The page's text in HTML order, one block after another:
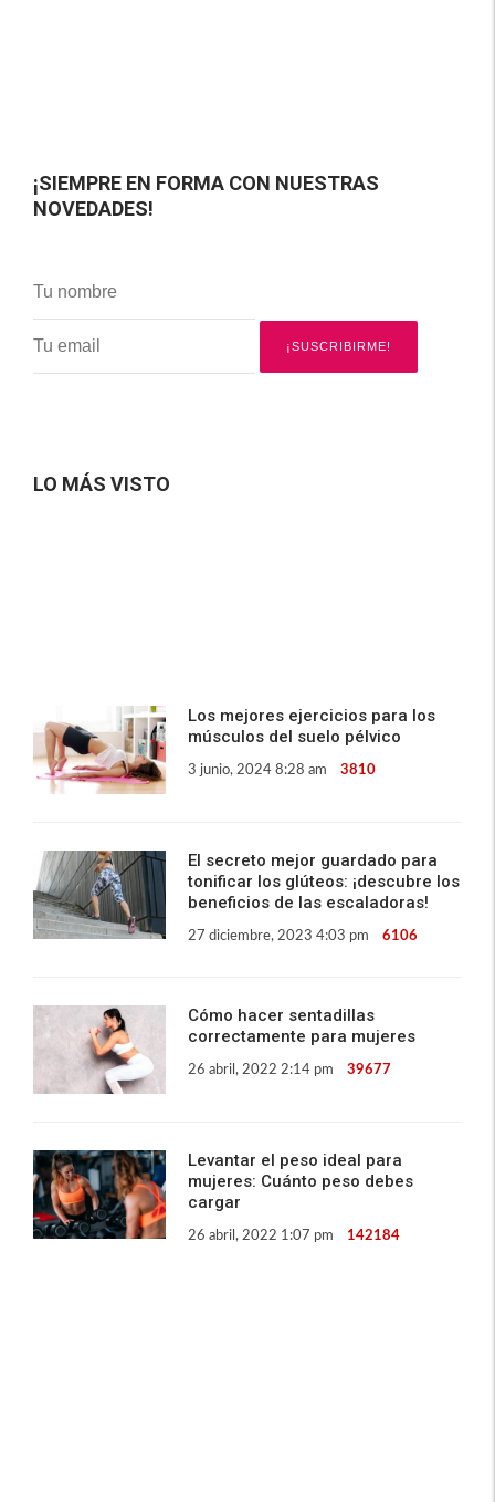
¡SIEMPRE EN FORMA CON NUESTRAS
NOVEDADES!
LO MÁS VISTO
Los mejores ejercicios para los
músculos del suelo pélvico
3 junio, 2024 8:28 am 3810
El secreto mejor guardado para
tonificar los glúteos: ¡descubre los
beneficios de las escaladoras!
27 diciembre, 2023 4:03 pm 6106
Cómo hacer sentadillas
correctamente para mujeres
26 abril, 2022 2:14 pm 39677
Levantar el peso ideal para
mujeres: Cuánto peso debes
cargar
26 abril, 2022 1:07 pm 142184